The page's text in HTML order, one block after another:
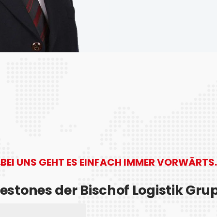
BEI UNS GEHT ES EINFACH IMMER VORWÄRTS.
der Bischof Logistik